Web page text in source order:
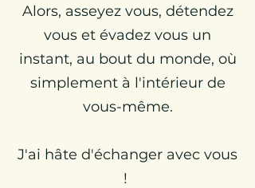
Alors, asseyez vous, détendez
vous et évadez vous un
instant, au bout du monde, où
simplement à l'intérieur de
vous-même.
J'ai hâte d'échanger avec vous
!